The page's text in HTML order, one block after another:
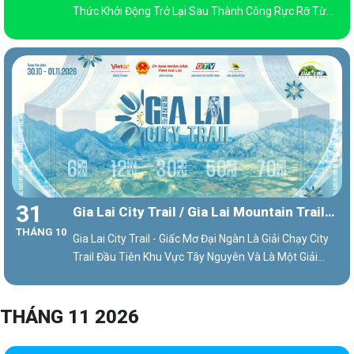
Thức Khởi Động Trở Lại Sau Thành Công Rực Rỡ Từ
31
THÁNG 10
Gia Lai City Trail / Gia Lai Mountain Trail
2026
Gia Lai City Trail - Giấc Mơ Đại Ngàn Là Giải Chạy City
Trail Đầu Tiên Khu Vực Tây Nguyên Và Là Một Giải
THÁNG 11 2026